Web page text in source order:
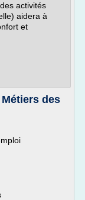
activités
aidera à
et
des